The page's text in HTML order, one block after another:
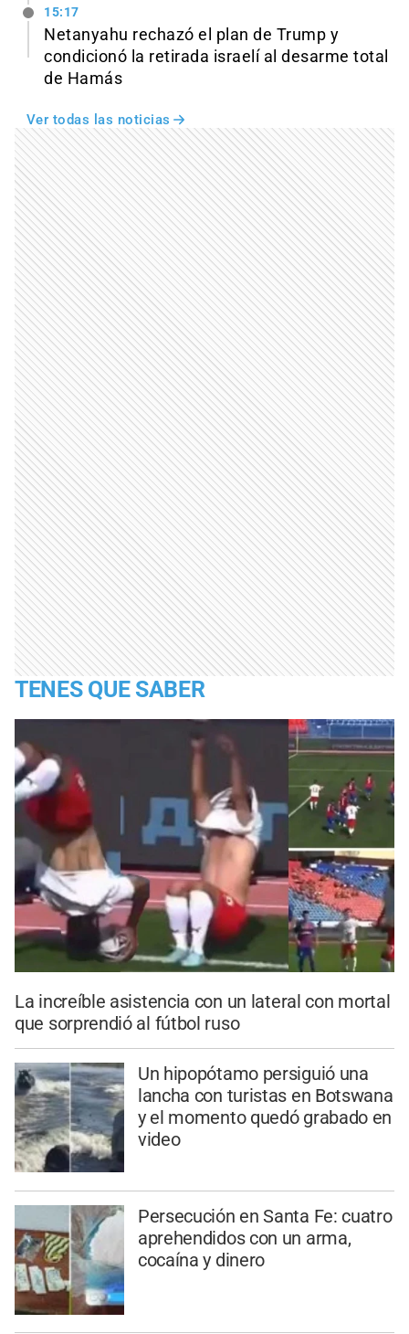
15:17
Netanyahu rechazó el plan de Trump y
condicionó la retirada israelí al desarme total
de Hamás
Ver todas las noticias
TENES QUE SABER
La increíble asistencia con un lateral con mortal
que sorprendió al fútbol ruso
Un hipopótamo persiguió una
lancha con turistas en Botswana
y el momento quedó grabado en
video
Persecución en Santa Fe: cuatro
aprehendidos con un arma,
cocaína y dinero